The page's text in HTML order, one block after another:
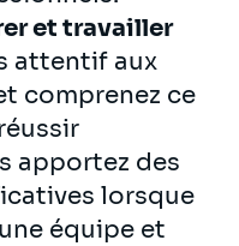
et travailler
attentif aux
comprenez ce
apportez des
lorsque
équipe et